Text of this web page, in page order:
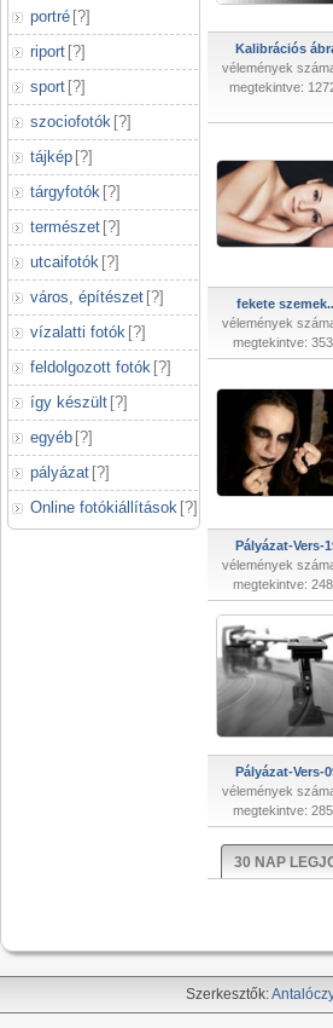
portré [?]
riport [?]
sport [?]
szociofotók [?]
tájkép [?]
tárgyfotók [?]
természet [?]
utcaifotók [?]
város, építészet [?]
vízalatti fotók [?]
feldolgozott fotók [?]
így készült [?]
egyéb [?]
pályázat [?]
Online fotókiállítások [?]
Kalibrációs
vélemények
megtekintve:
fekete
vélemények
megtekintve:
Pályázat-Vers-
vélemények
megtekintve:
Pályázat-Vers-
vélemények
megtekintve:
30 NAP
Szerkesztők: